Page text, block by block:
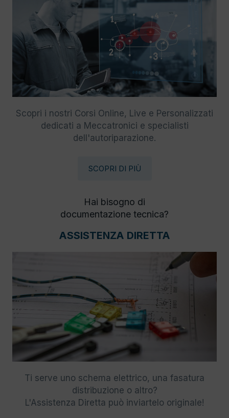
Scopri i nostri Corsi Online, Live e Personalizzati
dedicati a Meccatronici e specialisti
dell'autoriparazione.
SCOPRI DI PIÙ
Hai bisogno di
documentazione tecnica?
ASSISTENZA DIRETTA
Ti serve uno schema elettrico, una fasatura
distribuzione o altro?
L'Assistenza Diretta può inviartelo originale!